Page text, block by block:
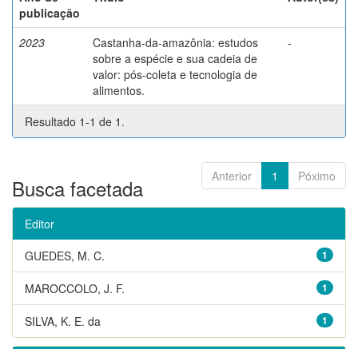
publicação
2023
Castanha-da-amazônia: estudos
sobre a espécie e sua cadeia de
valor: pós-coleta e tecnologia de
alimentos.
-
Resultado 1-1 de 1.
Anterior 1 Póximo
Busca facetada
Editor
1
GUEDES, M. C.
1
MAROCCOLO, J. F.
1
SILVA, K. E. da